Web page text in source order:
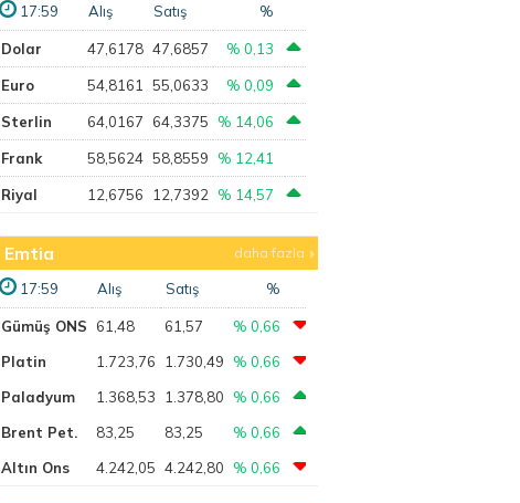
17:59 Alış Satış %
Dolar 47,6178 47,6857 % 0,13
Euro 54,8161 55,0633 % 0,09
Sterlin 64,0167 64,3375 % 14,06
Frank 58,5624 58,8559 % 12,41
Riyal 12,6756 12,7392 % 14,57
Emtia daha fazla
17:59 Alış Satış %
Gümüş ONS 61,48 61,57
% 0,66
Platin
1.723,76 1.730,49
% 0,66
Paladyum
1.368,53 1.378,80
% 0,66
Brent Pet.
83,25 83,25
% 0,66
Altın Ons
4.242,05 4.242,80 % 0,66